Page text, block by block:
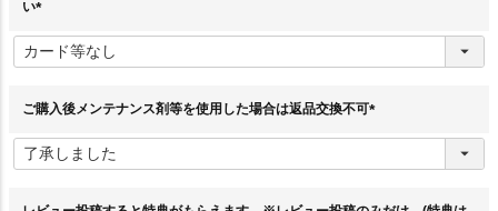
い
必
須
ご購入後メンテナンス剤等を使用した場合は返品交換不可
須